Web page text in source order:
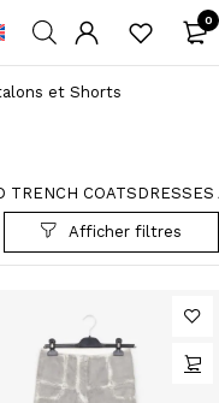
0
et Shorts
TRENCH COATS